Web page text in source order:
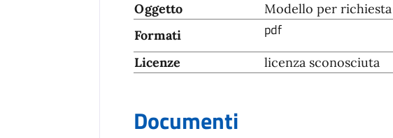
Oggetto
Modello per
Formati
pdf
Licenze licenza sconosciuta
Documenti